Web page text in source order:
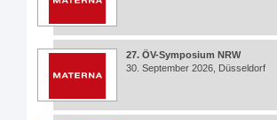
27. ÖV-Symposium NRW
30. September 2026, Düsseldorf